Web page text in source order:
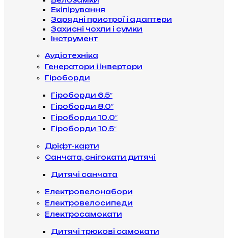
Екіпірування
Зарядні пристрої і адаптери
Захисні чохли і сумки
Інструмент
Аудіотехніка
Генератори і інвертори
Гіроборди
Гіроборди 6.5″
Гіроборди 8.0″
Гіроборди 10.0″
Гіроборди 10.5″
Дріфт-карти
Санчата, снігокати дитячі
Дитячі санчата
Електровелонабори
Електровелосипеди
Електросамокати
Дитячі трюкові самокати